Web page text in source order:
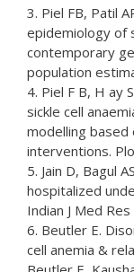
3. Piel FB, Patil
epidemiology of
contemporary
population
4. Piel F B, H ay
sickle cell
modelling based
interventions.
5. Jain D, Bagul
hospitalized
Indian J Med
6. Beutler E.
cell anemia &